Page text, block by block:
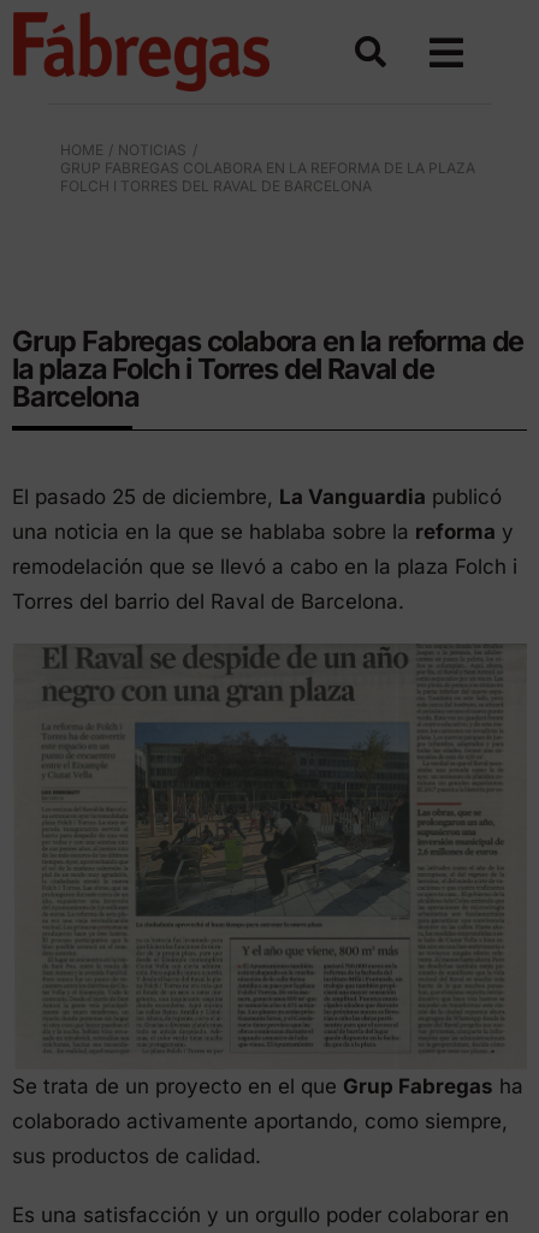
Saltar
HOME
NOTICIAS
GRUP FABREGAS COLABORA EN LA REFORMA DE LA PLAZA
FOLCH I TORRES DEL RAVAL DE BARCELONA
Grup Fabregas colabora en la reforma de
la plaza Folch i Torres del Raval de
Barcelona
El pasado 25 de diciembre, La Vanguardia publicó
una noticia en la que se hablaba sobre la reforma y
remodelación que se llevó a cabo en la plaza Folch i
Torres del barrio del Raval de Barcelona.
Se trata de un proyecto en el que Grup Fabregas ha
colaborado activamente aportando, como siempre,
sus productos de calidad.
Es una satisfacción y un orgullo poder colaborar en